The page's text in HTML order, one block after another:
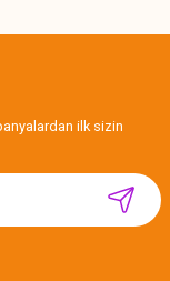
ilk sizin